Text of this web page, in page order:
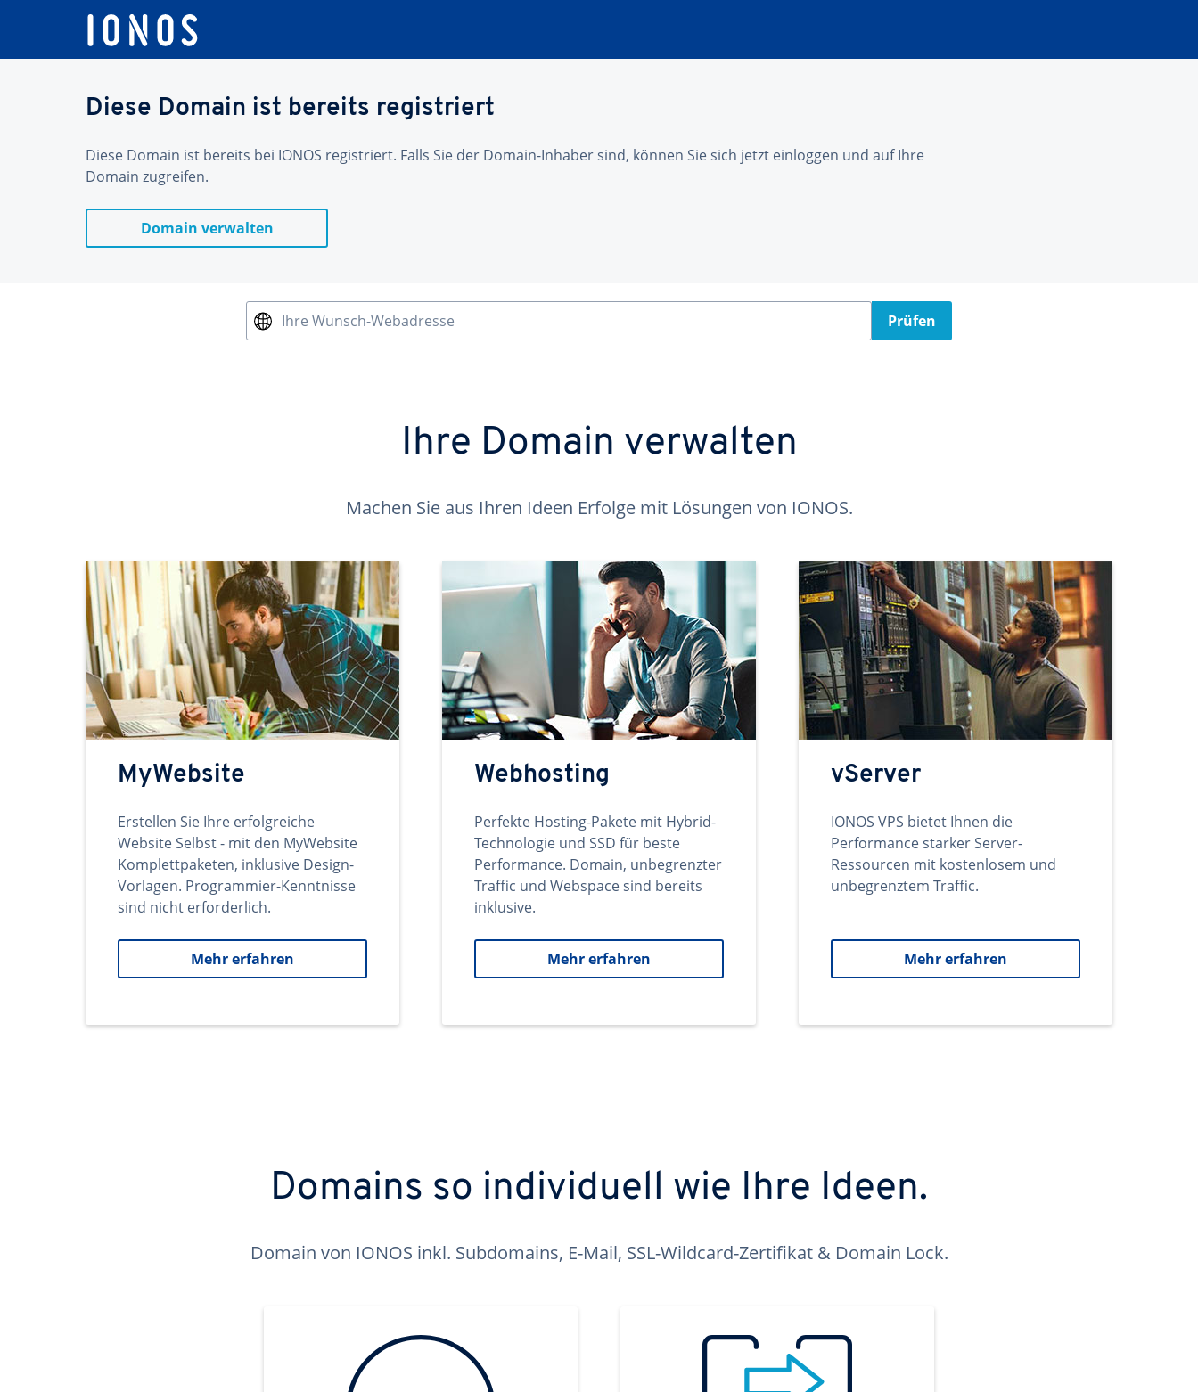
Diese Domain ist bereits registriert
Diese Domain ist bereits bei IONOS registriert. Falls Sie der Domain-Inhaber sind, können Sie sich jetzt einloggen und auf Ihre
Domain zugreifen.
Domain verwalten
Ihre Wunsch-Webadresse Prüfen
Ihre Domain verwalten
Machen Sie aus Ihren Ideen Erfolge mit Lösungen von IONOS.
MyWebsite
Erstellen Sie Ihre erfolgreiche
Website Selbst - mit den MyWebsite
Komplettpaketen, inklusive Design-
Vorlagen. Programmier-Kenntnisse
sind nicht erforderlich.
Mehr erfahren
Webhosting
Perfekte Hosting-Pakete mit Hybrid-
Technologie und SSD für beste
Performance. Domain, unbegrenzter
Traffic und Webspace sind bereits
inklusive.
Mehr erfahren
vServer
IONOS VPS bietet Ihnen die
Performance starker Server-
Ressourcen mit kostenlosem und
unbegrenztem Traffic.
Mehr erfahren
Domains so individuell wie Ihre Ideen.
Domain von IONOS inkl. Subdomains, E-Mail, SSL-Wildcard-Zertifikat & Domain Lock.